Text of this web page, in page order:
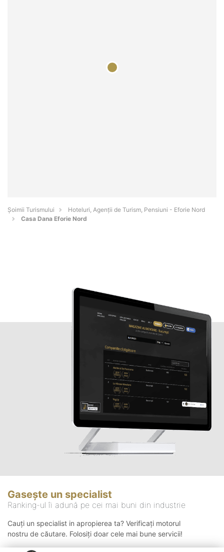
Șoimii Turismului
Hoteluri, Agenții de Turism, Pensiuni - Eforie Nord
Casa Dana Eforie Nord
Gasește un specialist
Ranking-ul îi adună pe cei mai buni din industrie
Cauți un specialist in apropierea ta? Verificați motorul
nostru de căutare. Folosiți doar cele mai bune servicii!